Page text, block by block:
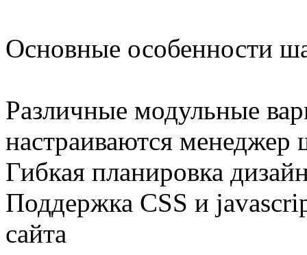
Основные особенности
Различные модульные
настраиваются менеджер
Гибкая планировка
Поддержка CSS и
сайта